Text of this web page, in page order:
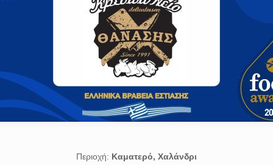
Περιοχή: Καματερό, Χαλάνδρι